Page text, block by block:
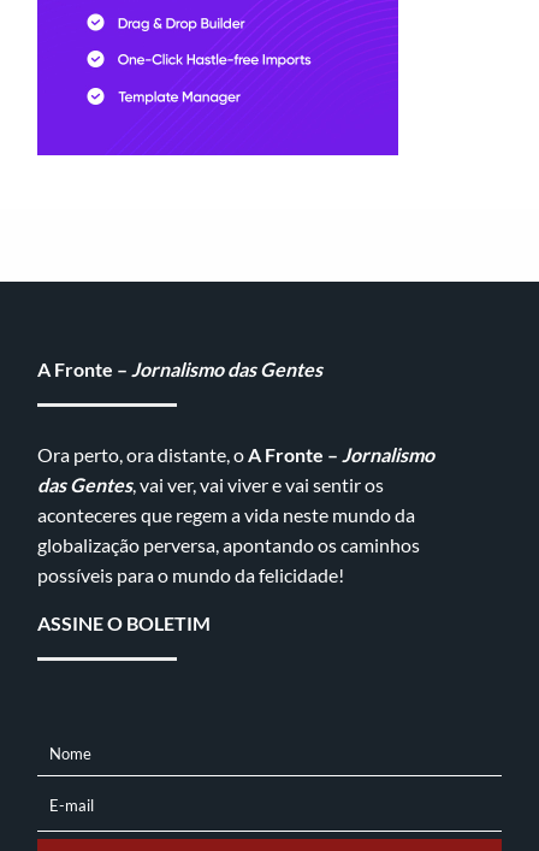
A Fronte – Jornalismo das Gentes
Ora perto, ora distante, oA Fronte – Jornalismo
das Gentes, vai ver, vai viver e vai sentir os
aconteceres que regem a vida neste mundo da
globalização perversa, apontando os caminhos
possíveis para o mundo da felicidade!
ASSINE O BOLETIM
NOME
Nome
MAIL
E-mail